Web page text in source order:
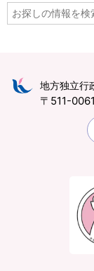
地方独立行
〒511-